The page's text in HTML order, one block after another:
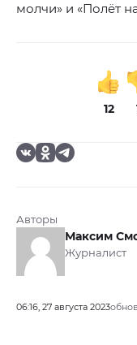
молчи» и «Полёт
12
Авторы
Максим
Журналист
06:16, 27 августа 2023